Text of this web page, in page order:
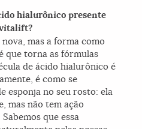
hialurônico presente
mas a forma como
que torna as fórmulas
de ácido hialurônico é
é como se
esponja no seu rosto: ela
mas não tem ação
que essa